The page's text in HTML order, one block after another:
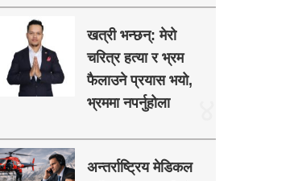
खत्री भन्छन्: मेरो
चरित्र हत्या र भ्रम
फैलाउने प्रयास भयो,
भ्रममा नपर्नुहोला
अन्तर्राष्ट्रिय मेडिकल